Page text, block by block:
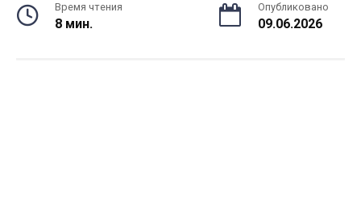
Время чтения
8 мин.
Опубликовано
09.06.2026